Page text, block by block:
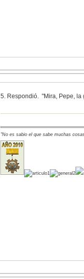
5. Respondió. "Mira, Pepe, la
"No es sabio el que sabe muchas